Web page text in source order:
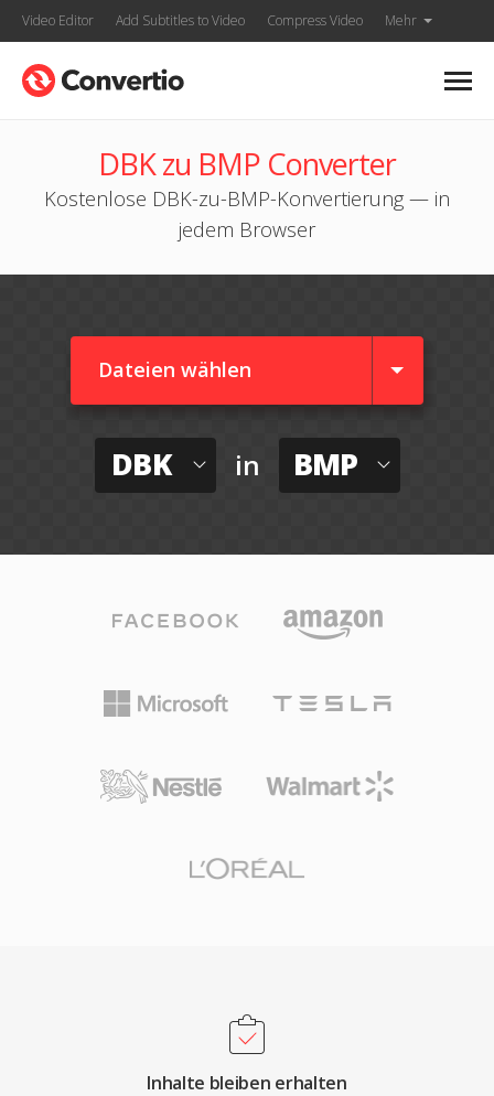
Video Editor Add Subtitles to Video Compress Video Mehr
DBK zu BMP Converter
Kostenlose DBK-zu-BMP-Konvertierung — in
jedem Browser
Dateien wählen
DBK in BMP
Inhalte bleiben erhalten